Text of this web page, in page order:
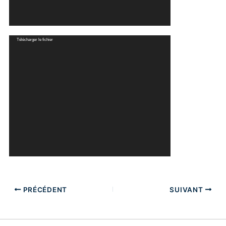
Lecteur
Télécharger le fichier
PRÉCÉDENT SUIVANT